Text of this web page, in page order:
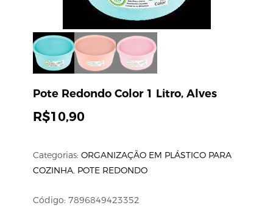
Pote Redondo Color 1 Litro, Alves
R$10,90
Categorias: ORGANIZAÇÃO EM PLÁSTICO PARA
COZINHA, POTE REDONDO
Código: 7896849423352